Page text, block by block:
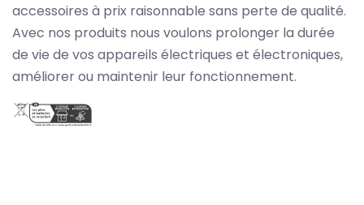
accessoires à prix raisonnable sans perte de qualité.
Avec nos produits nous voulons prolonger la durée
de vie de vos appareils électriques et électroniques,
améliorer ou maintenir leur fonctionnement.